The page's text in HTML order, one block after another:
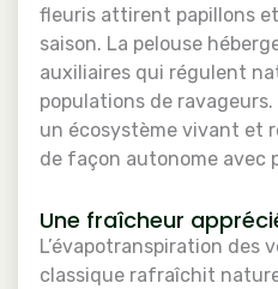
fleuris attirent papillons
saison. La pelouse
auxiliaires qui régulent
populations de
un écosystème vivant et
de façon autonome avec
Une fraîcheur
L’évapotranspiration des
classique rafraîchit